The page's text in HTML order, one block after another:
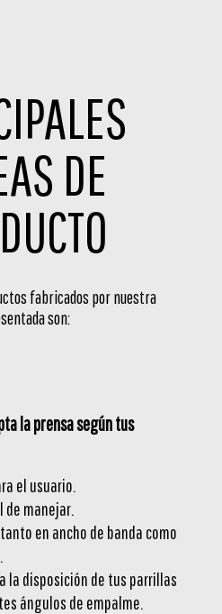
DE
fabricados por nuestra
son:
la prensa según tus
el usuario.
manejar.
en ancho de banda como
la disposición de tus parrillas
ángulos de empalme.